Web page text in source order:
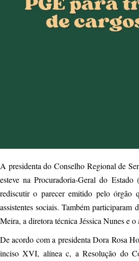
A presidenta do Conselho Regional de
esteve na Procuradoria-Geral do
rediscutir o parecer emitido pelo órgão
assistentes sociais. Também
Meira, a diretora técnica Jéssica Nunes e
De acordo com a presidenta Dora Rosa
inciso XVI, alínea c, a Resolução do